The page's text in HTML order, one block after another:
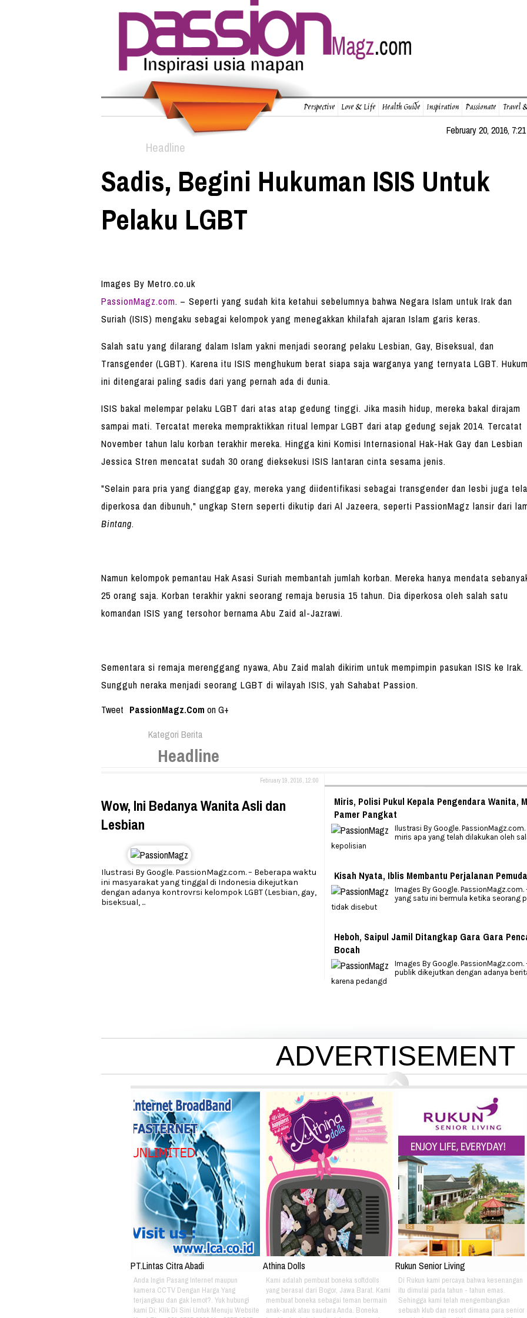
Perspective Love & Life Health Guide Inspiration Passionate Travel
Headline
February 20, 2016, 7:21
Sadis, Begini Hukuman ISIS Untuk
Pelaku LGBT
Images By Metro.co.uk
PassionMagz.com. – Seperti yang sudah kita ketahui sebelumnya bahwa Negara Islam untuk Irak dan
Suriah (ISIS) mengaku sebagai kelompok yang menegakkan khilafah ajaran Islam garis keras.
Salah satu yang dilarang dalam Islam yakni menjadi seorang pelaku Lesbian, Gay, Biseksual, dan
Transgender (LGBT). Karena itu ISIS menghukum berat siapa saja warganya yang ternyata LGBT.
ini ditengarai paling sadis dari yang pernah ada di dunia.
ISIS bakal melempar pelaku LGBT dari atas atap gedung tinggi. Jika masih hidup, mereka bakal dirajam
sampai mati. Tercatat mereka mempraktikkan ritual lempar LGBT dari atap gedung sejak 2014. Tercatat
November tahun lalu korban terakhir mereka. Hingga kini Komisi Internasional Hak-Hak Gay dan Lesbian
Jessica Stren mencatat sudah 30 orang dieksekusi ISIS lantaran cinta sesama jenis.
"Selain para pria yang dianggap gay, mereka yang diidentifikasi sebagai transgender dan lesbi juga
diperkosa dan dibunuh," ungkap Stern seperti dikutip dari Al Jazeera, seperti PassionMagz lansir dari
Bintang.
Namun kelompok pemantau Hak Asasi Suriah membantah jumlah korban. Mereka hanya mendata
25 orang saja. Korban terakhir yakni seorang remaja berusia 15 tahun. Dia diperkosa oleh salah satu
komandan ISIS yang tersohor bernama Abu Zaid al-Jazrawi.
Sementara si remaja merenggang nyawa, Abu Zaid malah dikirim untuk mempimpin pasukan ISIS ke Irak.
Sungguh neraka menjadi seorang LGBT di wilayah ISIS, yah Sahabat Passion.
Tweet PassionMagz.Com on G+
Kategori Berita
Headline
February 19, 2016, 12:00
Wow, Ini Bedanya Wanita Asli dan
Lesbian
Ilustrasi By Google. PassionMagz.com. – Beberapa waktu
ini masyarakat yang tinggal di Indonesia dikejutkan
dengan adanya kontrovrsi kelompok LGBT (Lesbian, gay,
biseksual, ...
Miris, Polisi Pukul Kepala Pengendara Wanita,
Pamer Pangkat
Ilustrasi By Google. PassionMagz.com.
miris apa yang telah dilakukan oleh
kepolisian
Kisah Nyata, Iblis Membantu Perjalanan
Images By Google. PassionMagz.com.
yang satu ini bermula ketika seorang
tidak disebut
Heboh, Saipul Jamil Ditangkap Gara Gara
Bocah
Images By Google. PassionMagz.com.
publik dikejutkan dengan adanya
karena pedangd
ADVERTISEMENT
PT.Lintas Citra Abadi
Anda Ingin Pasang Internet maupun
kamera CCTV Dengan Harga Yang
terjangkau dan gak lemot?. Yuk hubungi
kami Di: Klik Di Sini Untuk Menuju Website
Athina Dolls
Kami adalah pembuat boneka softdolls
yang berasal dari Bogor, Jawa Barat. Kami
membuat boneka sebagai teman bermain
anak-anak atau saudara Anda. Boneka
Rukun Senior Living
Di Rukun kami percaya bahwa kesenangan
itu dimulai pada tahun - tahun emas.
Sehingga kami telah mengembangkan
sebuah klub dan resort dimana para senior